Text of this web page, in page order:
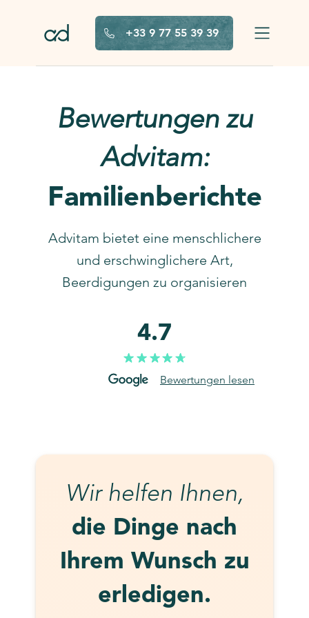
+33 9 77 55 39 39
Bewertungen zu
Advitam:
Familienberichte
Advitam bietet eine menschlichere
und erschwinglichere Art,
Beerdigungen zu organisieren
4.7
Bewertungen lesen
Wir helfen Ihnen,
die Dinge nach
Ihrem Wunsch zu
erledigen.